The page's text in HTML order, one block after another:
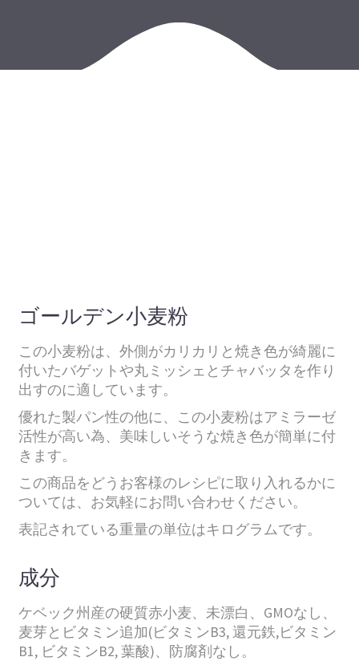
ゴールデン小麦粉
この小麦粉は、外側がカリカリと焼き色が綺麗に
付いたバゲットや丸ミッシェとチャバッタを作り
出すのに適しています。
優れた製パン性の他に、この小麦粉はアミラーゼ
活性が高い為、美味しいそうな焼き色が簡単に付
きます。
この商品をどうお客様のレシピに取り入れるかに
ついては、お気軽にお問い合わせください。
表記されている重量の単位はキログラムです。
成分
ケベック州産の硬質赤小麦、未漂白、GMOなし、
麦芽とビタミン追加(ビタミンB3, 還元鉄,ビタミン
B1, ビタミンB2, 葉酸)、防腐剤なし。